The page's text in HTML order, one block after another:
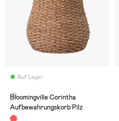
Auf Lager
(1)
Bloomingville Corintha
Aufbewahrungskorb Pilz